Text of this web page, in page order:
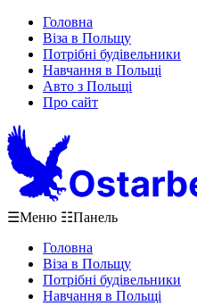
Головна
Віза в Польщу
Потрібні будівельники
Навчання в Польщі
Авто з Польщі
Про сайт
☰Меню ☷Панель
Головна
Віза в Польщу
Потрібні будівельники
Навчання в Польщі